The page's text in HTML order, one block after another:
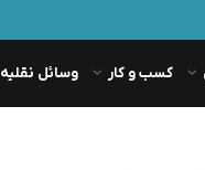
کسب و کار وسائل نقلیه